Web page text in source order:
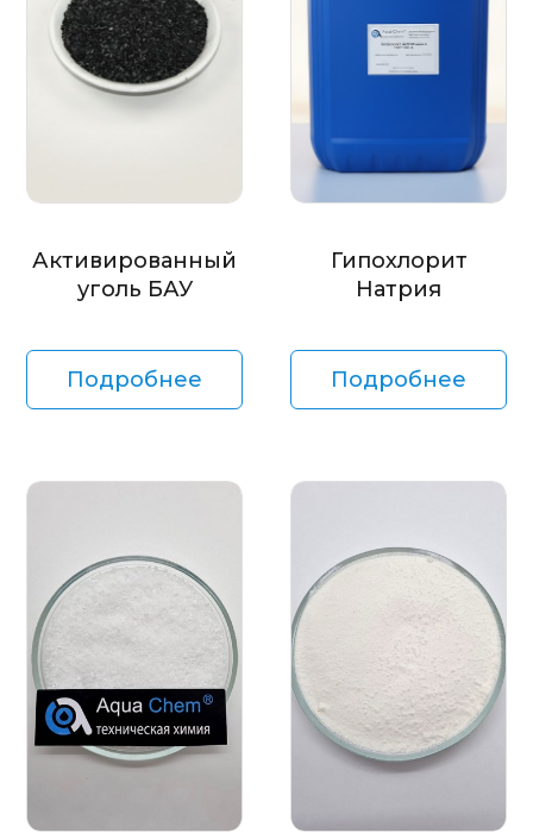
Активированный
уголь БАУ
Подробнее
Гипохлорит
Натрия
Подробнее